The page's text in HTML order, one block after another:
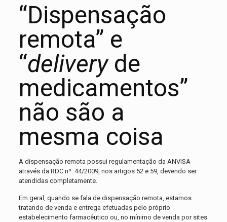
“Dispensação
remota” e
“deliveryde
medicamentos”
não são a
mesma coisa
A dispensação remota possui regulamentação da ANVISA
através da RDC nº. 44/2009, nos artigos 52 e 59, devendo ser
atendidas completamente.
Em geral, quando se fala de dispensação remota, estamos
tratando de venda e entrega efetuadas pelo próprio
estabelecimento farmacêutico ou, no mínimo de venda por sites